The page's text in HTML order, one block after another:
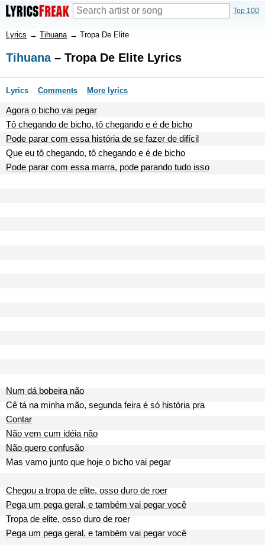
Top 100
Lyrics → Tihuana → Tropa De Elite
Tihuana– Tropa De Elite Lyrics
Lyrics Comments More lyrics
Agora o bicho vai pegar
Tô chegando de bicho, tô chegando e é de bicho
Pode parar com essa história de se fazer de difícil
Que eu tô chegando, tô chegando e é de bicho
Pode parar com essa marra, pode parando tudo isso
Num dá bobeira não
Cê tá na minha mão, segunda feira é só história pra
Contar
Não vem cum idéia não
Não quero confusão
Mas vamo junto que hoje o bicho vai pegar
Chegou a tropa de elite, osso duro de roer
Pega um pega geral, e também vai pegar você
Tropa de elite, osso duro de roer
Pega um pega geral, e também vai pegar você